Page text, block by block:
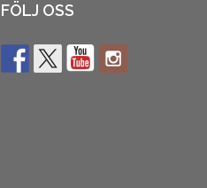
FÖLJ OSS